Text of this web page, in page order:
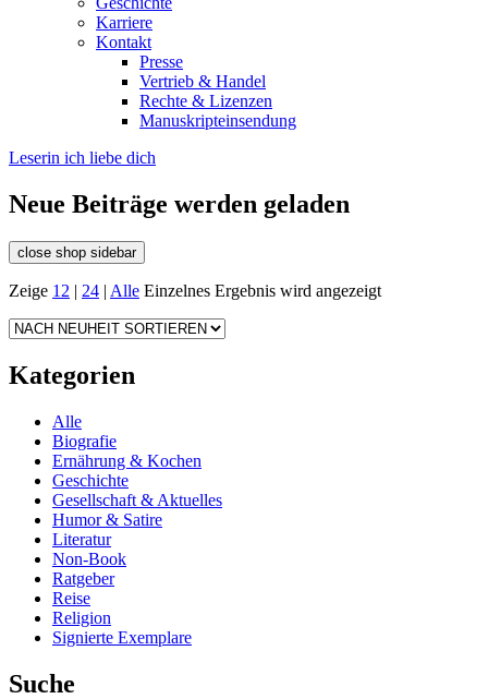
Karriere
Kontakt
Presse
Vertrieb & Handel
Rechte & Lizenzen
Manuskripteinsendung
Leserin ich liebe dich
Neue Beiträge werden geladen
close shop sidebar
Zeige 12 | 24 | Alle Einzelnes Ergebnis wird angezeigt
Kategorien
Alle
Biografie
Ernährung & Kochen
Geschichte
Gesellschaft & Aktuelles
Humor & Satire
Literatur
Non-Book
Ratgeber
Reise
Religion
Signierte Exemplare
Suche